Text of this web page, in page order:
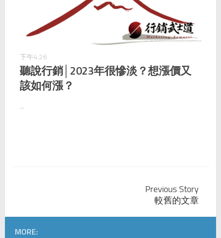
下午4:26
聽說行銷│2023年很慘淡？想漲價又
該如何漲？
...
Previous Story
較舊的文章
MORE: